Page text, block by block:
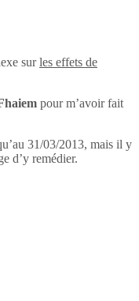
surles effets de
pour m’avoir fait
31/03/2013, mais il y
d’y remédier.